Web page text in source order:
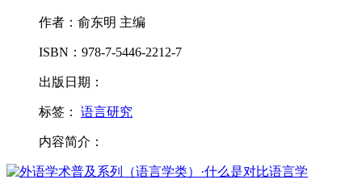
作者：俞东明 主编
ISBN：978-7-5446-2212-7
出版日期：
标签： 语言研究
内容简介：